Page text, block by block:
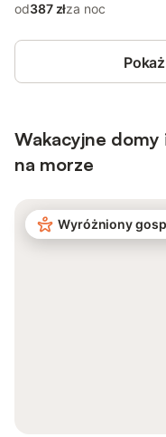
od387 złza noc
Wakacyjne
na morze
Wyróżniony